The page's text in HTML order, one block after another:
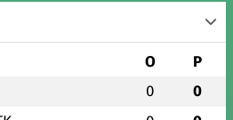
O P
0 0